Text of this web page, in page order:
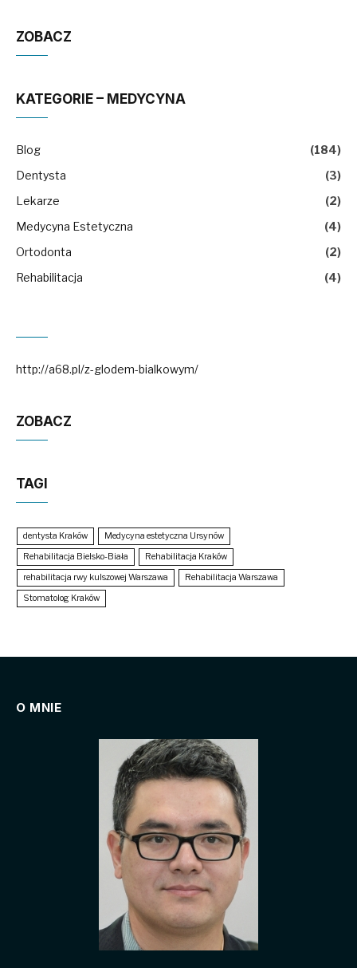
ZOBACZ
KATEGORIE – MEDYCYNA
Blog
(184)
Dentysta
(3)
Lekarze
(2)
Medycyna Estetyczna
(4)
Ortodonta
(2)
Rehabilitacja
(4)
http://a68.pl/z-glodem-bialkowym/
ZOBACZ
TAGI
dentysta Kraków
Medycyna estetyczna Ursynów
Rehabilitacja Bielsko-Biała
Rehabilitacja Kraków
rehabilitacja rwy kulszowej Warszawa
Rehabilitacja Warszawa
Stomatolog Kraków
O MNIE